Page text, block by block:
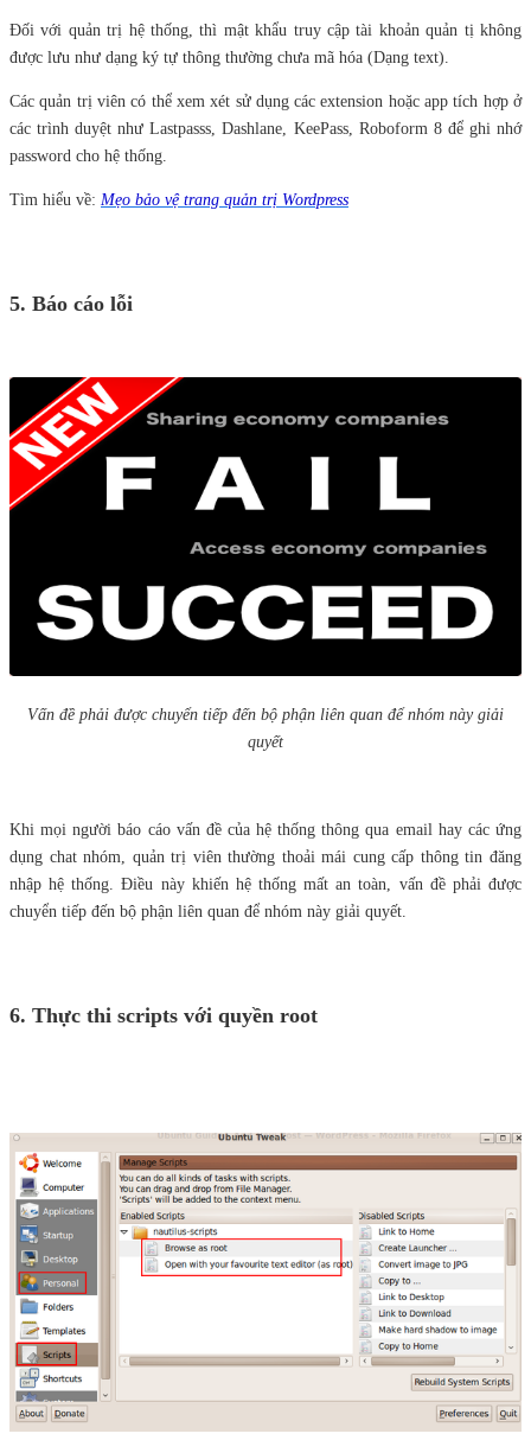
Đối với quản trị hệ thống, thì mật khẩu truy cập tài khoản quản tị không
được lưu như dạng ký tự thông thường chưa mã hóa (Dạng text).
Các quản trị viên có thể xem xét sử dụng các extension hoặc app tích hợp ở
các trình duyệt như Lastpasss, Dashlane, KeePass, Roboform 8 để ghi nhớ
password cho hệ thống.
Tìm hiểu về: Mẹo bảo vệ trang quản trị Wordpress
5. Báo cáo lỗi
Vấn đề phải được chuyển tiếp đến bộ phận liên quan để nhóm này giải
quyết
Khi mọi người báo cáo vấn đề của hệ thống thông qua email hay các ứng
dụng chat nhóm, quản trị viên thường thoải mái cung cấp thông tin đăng
nhập hệ thống. Điều này khiến hệ thống mất an toàn, vấn đề phải được
chuyển tiếp đến bộ phận liên quan để nhóm này giải quyết.
6. Thực thi scripts với quyền root